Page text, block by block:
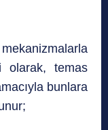
olarak, temas
bunlara